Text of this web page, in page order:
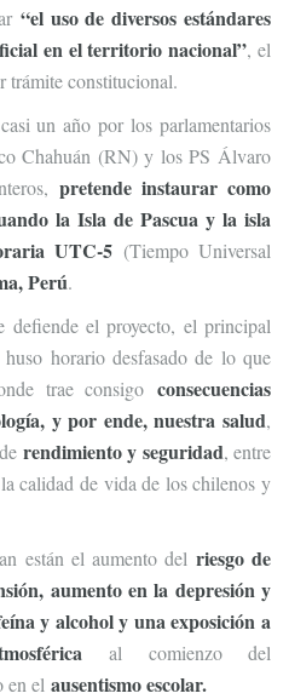
“el uso de diversos estándares
en el territorio nacional”, el
trámite constitucional.
un año por los parlamentarios
Chahuán (RN) y los PS Álvaro
pretende instaurar como
la Isla de Pascua y la isla
UTC-5 (Tiempo Universal
Perú.
defiende el proyecto, el principal
horario desfasado de lo que
trae consigo consecuencias
y por ende, nuestra salud,
rendimiento y seguridad, entre
calidad de vida de los chilenos y
están el aumento del riesgo de
aumento en la depresión y
y alcohol y una exposición a
al comienzo del
en el ausentismo escolar.